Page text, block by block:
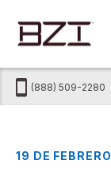
(888) 509-2280
19 DE